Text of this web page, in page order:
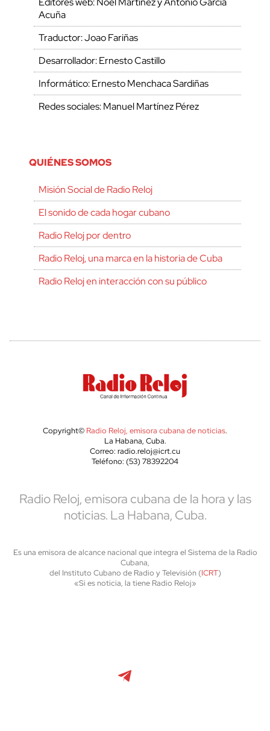
Acuña
Traductor: Joao Fariñas
Desarrollador: Ernesto Castillo
Informático: Ernesto Menchaca Sardiñas
Redes sociales: Manuel Martínez Pérez
QUIÉNES SOMOS
Misión Social de Radio Reloj
El sonido de cada hogar cubano
Radio Reloj por dentro
Radio Reloj, una marca en la historia de Cuba
Radio Reloj en interacción con su público
Copyright© Radio Reloj, emisora cubana de noticias.
La Habana, Cuba.
Correo: radio.reloj@icrt.cu
Teléfono: (53) 78392204
Radio Reloj, emisora cubana de la hora y las
noticias. La Habana, Cuba.
Es una emisora de alcance nacional que integra el Sistema de la Radio
Cubana,
del Instituto Cubano de Radio y Televisión (ICRT)
«Si es noticia, la tiene Radio Reloj»